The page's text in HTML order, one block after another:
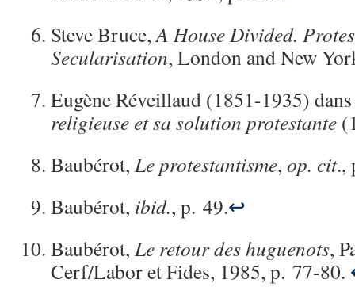
Steve Bruce,A House Divided.
Secularisation, London and New
Eugène Réveillaud (1851-1935)
religieuse et sa solution protestante
Baubérot, Le protestantisme, op. cit.,
Baubérot, ibid., p. 49.↩
Baubérot, Le retour des huguenots,
Cerf/Labor et Fides, 1985, p. 77-80.